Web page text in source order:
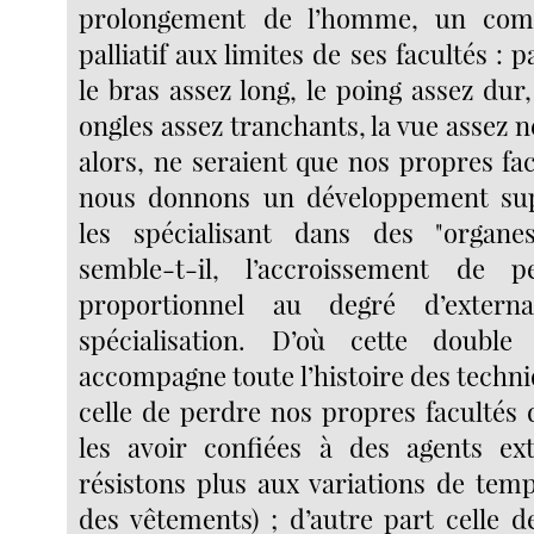
prolongement de l’homme, un
palliatif aux limites de ses facultés :
le bras assez long, le poing assez
ongles assez tranchants, la vue assez
alors, ne seraient que nos propres
nous donnons un développement
les spécialisant dans des
semble-t-il, l’accroissement de
proportionnel au degré
spécialisation. D’où cette
accompagne toute l’histoire des
celle de perdre nos propres facultés
les avoir confiées à des agents
résistons plus aux variations de
des vêtements) ; d’autre part celle